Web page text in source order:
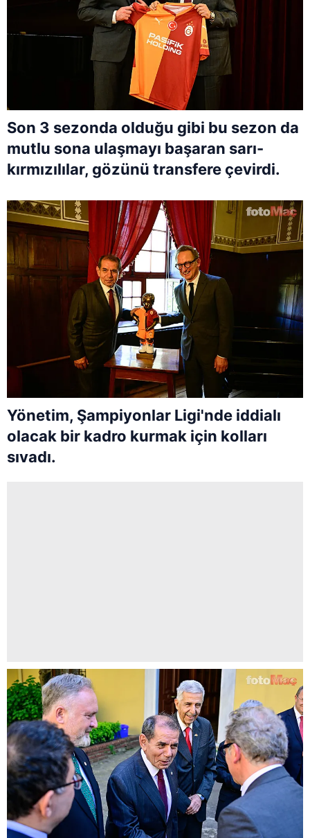
Son 3 sezonda olduğu gibi bu sezon da
mutlu sona ulaşmayı başaran sarı-
kırmızılılar, gözünü transfere çevirdi.
Yönetim, Şampiyonlar Ligi'nde iddialı
olacak bir kadro kurmak için kolları
sıvadı.